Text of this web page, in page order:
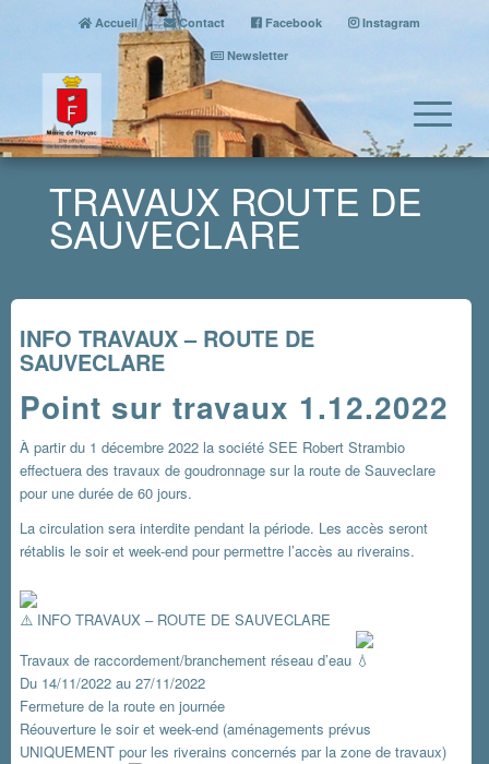
Accueil Contact Facebook
Instagram
Newsletter
TRAVAUX ROUTE DE
SAUVECLARE
INFO TRAVAUX – ROUTE DE
SAUVECLARE
Point sur travaux 1.12.2022
À partir du 1 décembre 2022 la société SEE Robert Strambio
effectuera des travaux de goudronnage sur la route de Sauveclare
pour une durée de 60 jours.
La circulation sera interdite pendant la période. Les accès seront
rétablis le soir et week-end pour permettre l’accès au riverains.
INFO TRAVAUX – ROUTE DE SAUVECLARE
Travaux de raccordement/branchement réseau d’eau
Du 14/11/2022 au 27/11/2022
Fermeture de la route en journée
Réouverture le soir et week-end (aménagements prévus
UNIQUEMENT pour les riverains concernés par la zone de travaux)